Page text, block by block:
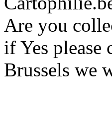
Are you
if Yes please
Brussels we